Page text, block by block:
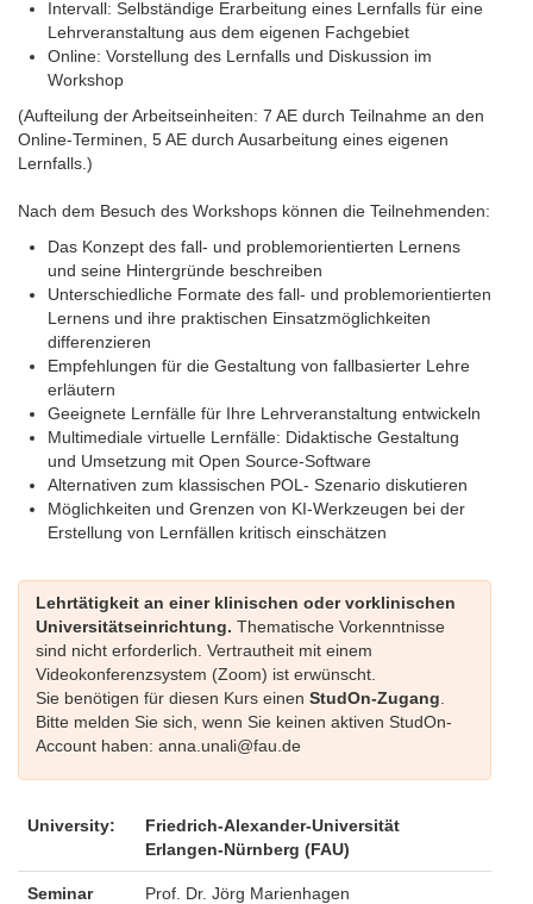
Intervall: Selbständige Erarbeitung eines Lernfalls für eine
Lehrveranstaltung aus dem eigenen Fachgebiet
Online: Vorstellung des Lernfalls und Diskussion im
Workshop
(Aufteilung der Arbeitseinheiten: 7 AE durch Teilnahme an den
Online-Terminen, 5 AE durch Ausarbeitung eines eigenen
Lernfalls.)
Nach dem Besuch des Workshops können die Teilnehmenden:
Das Konzept des fall- und problemorientierten Lernens
und seine Hintergründe beschreiben
Unterschiedliche Formate des fall- und problemorientierten
Lernens und ihre praktischen Einsatzmöglichkeiten
differenzieren
Empfehlungen für die Gestaltung von fallbasierter Lehre
erläutern
Geeignete Lernfälle für Ihre Lehrveranstaltung entwickeln
Multimediale virtuelle Lernfälle: Didaktische Gestaltung
und Umsetzung mit Open Source-Software
Alternativen zum klassischen POL- Szenario diskutieren
Möglichkeiten und Grenzen von KI-Werkzeugen bei der
Erstellung von Lernfällen kritisch einschätzen
Lehrtätigkeit an einer klinischen oder vorklinischen
Universitätseinrichtung. Thematische Vorkenntnisse
sind nicht erforderlich. Vertrautheit mit einem
Videokonferenzsystem (Zoom) ist erwünscht.
Sie benötigen für diesen Kurs einen StudOn-Zugang
Bitte melden Sie sich, wenn Sie keinen aktiven StudOn-
Account haben: anna.unali@fau.de
University:
Friedrich-Alexander-Universität
Erlangen-Nürnberg (FAU)
Seminar
Prof. Dr. Jörg Marienhagen